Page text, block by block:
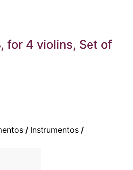
for 4 violins, Set of
/ Instrumentos /